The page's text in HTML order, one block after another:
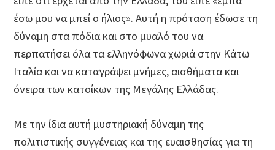
έσω μου να μπεί ο ήλιος». Αυτή η πρόταση έδωσε τη
δύναμη στα πόδια και στο μυαλό του να
περπατήσει όλα τα ελληνόφωνα χωριά στην Κάτω
Ιταλία και να καταγράψει μνήμες, αισθήματα και
όνειρα των κατοίκων της Μεγάλης Ελλάδας.
Με την ίδια αυτή μυστηριακή δύναμη της
πολιτιστικής συγγένειας και της ευαισθησίας για τη